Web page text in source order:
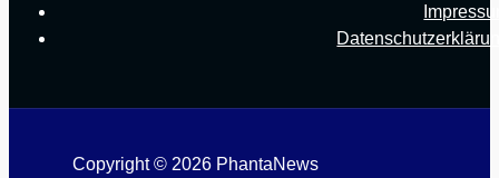
Copyright © 2026 PhantaNews